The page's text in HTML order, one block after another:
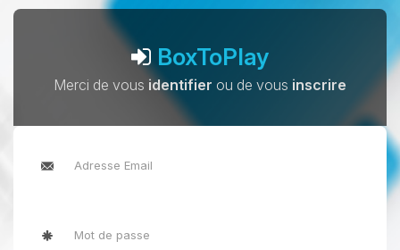
BoxToPlay
Merci de vous identifier ou de vous inscrire